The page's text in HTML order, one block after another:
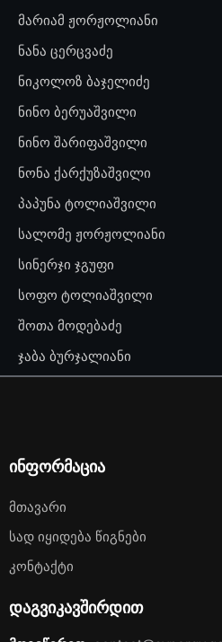
მარიამ ჟორჟოლიანი
ნანა ცერცვაძე
ნიკოლოზ ბაჯელიძე
ნინო ბერუაშვილი
ნინო შარიფაშვილი
ნონა ქარქუზაშვილი
პაპუნა ტოლიაშვილი
სალომე ჟორჟოლიანი
სინერჯი ჯგუფი
სოფო ტოლიაშვილი
შოთა მოდებაძე
ჯაბა ბურჯალიანი
ინფორმაცია
Მთავარი
Სად Იყიდება Წიგნები
Კონტაქტი
დაგვიკავშირდით